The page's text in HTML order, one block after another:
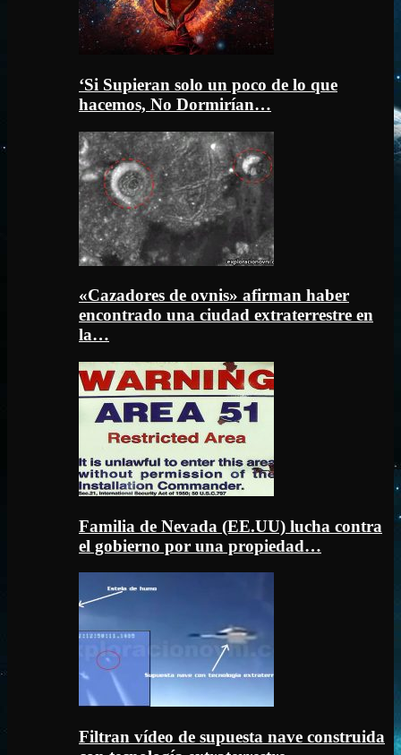
‘Si Supieran solo un poco de lo que
hacemos, No Dormirían…
«Cazadores de ovnis» afirman haber
encontrado una ciudad extraterrestre en
la…
Familia de Nevada (EE.UU) lucha contra
el gobierno por una propiedad…
Filtran vídeo de supuesta nave construida